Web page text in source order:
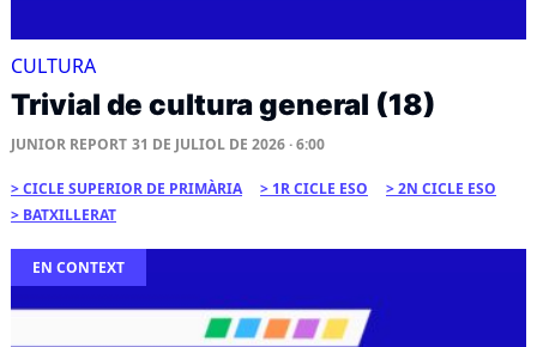
CULTURA
Trivial de cultura general (18)
JUNIOR REPORT 31 DE JULIOL DE 2026 · 6:00
CICLE SUPERIOR DE PRIMÀRIA 1R CICLE ESO
2N CICLE ESO
BATXILLERAT
EN CONTEXT